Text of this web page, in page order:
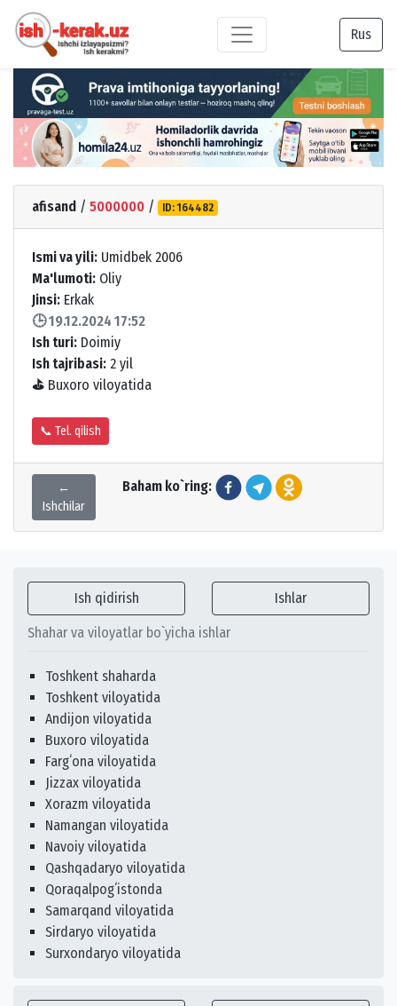
Rus
afisand / 5000000 / ID: 164482
Ismi va yili: Umidbek 2006
Ma'lumoti: Oliy
Jinsi: Erkak
🕒 19.12.2024 17:52
Ish turi: Doimiy
Ish tajribasi: 2 yil
⛳ Buxoro viloyatida
📞 Tel. qilish
←
Ishchilar
Baham ko`ring:
Ish qidirish Ishlar
Shahar va viloyatlar bo`yicha ishlar
Toshkent shaharda
Toshkent viloyatida
Andijon viloyatida
Buxoro viloyatida
Fargʻona viloyatida
Jizzax viloyatida
Xorazm viloyatida
Namangan viloyatida
Navoiy viloyatida
Qashqadaryo viloyatida
Qoraqalpogʻistonda
Samarqand viloyatida
Sirdaryo viloyatida
Surxondaryo viloyatida